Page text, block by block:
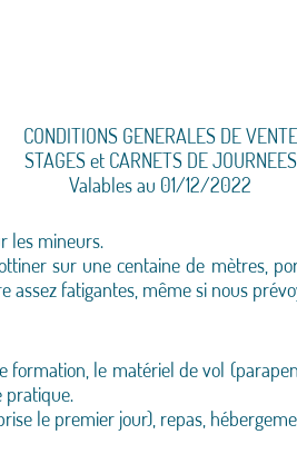
CONDITIONS GENERALES DE VENTE
STAGES et CARNETS DE JOURNEES
Valables au 01/12/2022
les mineurs.
sur une centaine de mètres,
fatigantes, même si nous
le matériel de vol
pratique.
le premier jour), repas,